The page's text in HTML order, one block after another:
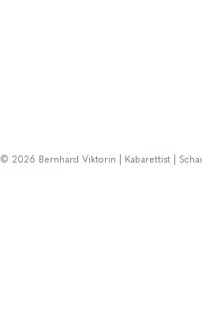
© 2026 Bernhard Viktorin | Kabarettist |